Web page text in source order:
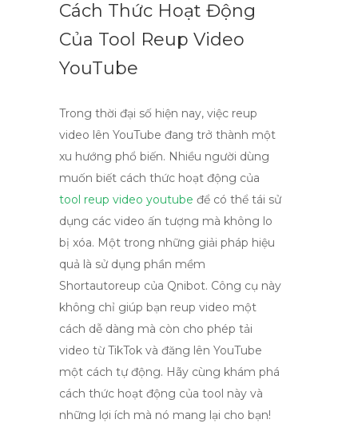
Cách Thức Hoạt Động
Của Tool Reup Video
YouTube
Trong thời đại số hiện nay, việc reup
video lên YouTube đang trở thành một
xu hướng phổ biến. Nhiều người dùng
muốn biết cách thức hoạt động của
tool reup video youtube để có thể tái sử
dụng các video ấn tượng mà không lo
bị xóa. Một trong những giải pháp hiệu
quả là sử dụng phần mềm
Shortautoreup của Qnibot. Công cụ này
không chỉ giúp bạn reup video một
cách dễ dàng mà còn cho phép tải
video từ TikTok và đăng lên YouTube
một cách tự động. Hãy cùng khám phá
cách thức hoạt động của tool này và
những lợi ích mà nó mang lại cho bạn!